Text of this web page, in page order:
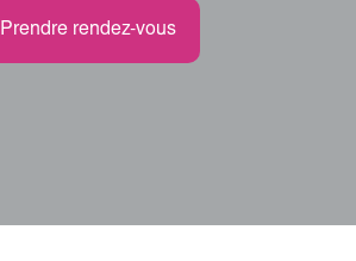
Prendre rendez-vous